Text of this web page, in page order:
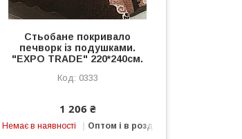
Стьобане покривало
печворк із подушками.
"EXPO TRADE" 220*240см.
0333
1 206 ₴
Немає в наявності Оптом і в роздріб